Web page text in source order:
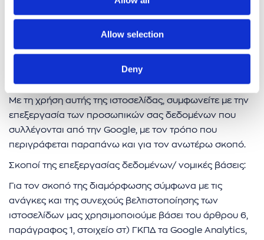
Allow selection
Deny
κατέχει. Μπορείτε να απενεργοποιήσετε το Google
Analytics, επιλέγοντας τις κατάλληλες ρυθμίσεις στο
πρόγραμμα περιήγησής σας, αλλά επισημαίνουμε ότι σε
μια τέτοια περίπτωση μπορεί να μην είστε σε θέση να
χρησιμοποιήσετε όλες τις δυνατότητες της παρούσας
Με τη χρήση αυτής της ιστοσελίδας, συμφωνείτε με την
επεξεργασία των προσωπικών σας δεδομένων που
συλλέγονται από την Google, με τον τρόπο που
περιγράφεται παραπάνω και για τον ανωτέρω σκοπό.
Σκοποί της επεξεργασίας δεδομένων/ νομικές βάσεις:
Για τον σκοπό της διαμόρφωσης σύμφωνα με τις
ανάγκες και της συνεχούς βελτιστοποίησης των
ιστοσελίδων μας χρησιμοποιούμε βάσει του άρθρου 6,
παράγραφος 1, στοιχείο στ) ΓΚΠΔ τα Google Analytics,